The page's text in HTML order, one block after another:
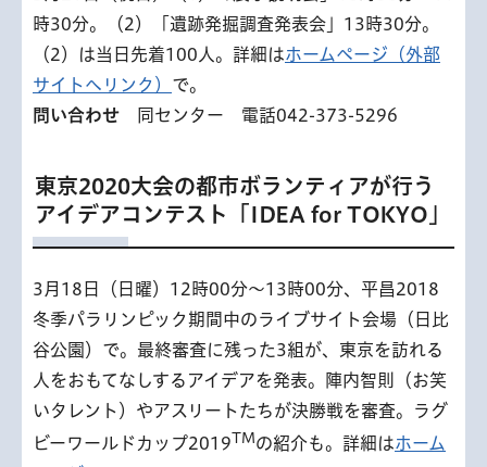
時30分。（2）「遺跡発掘調査発表会」13時30分。
（2）は当日先着100人。詳細はホームページ（外部
サイトへリンク） で。
問い合わせ 同センター 電話042-373-5296
東京2020大会の都市ボランティアが行う
アイデアコンテスト「IDEA for TOKYO」
3月18日（日曜）12時00分〜13時00分、平昌2018
冬季パラリンピック期間中のライブサイト会場（日比
谷公園）で。最終審査に残った3組が、東京を訪れる
人をおもてなしするアイデアを発表。陣内智則（お笑
いタレント）やアスリートたちが決勝戦を審査。ラグ
ビーワールドカップ2019TMの紹介も。詳細はホーム